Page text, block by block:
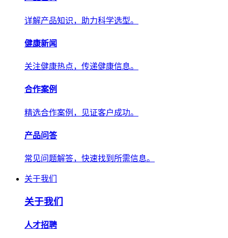
详解产品知识，助力科学选型。
健康新闻
关注健康热点，传递健康信息。
合作案例
精选合作案例，见证客户成功。
产品问答
常见问题解答，快速找到所需信息。
关于我们
关于我们
人才招聘